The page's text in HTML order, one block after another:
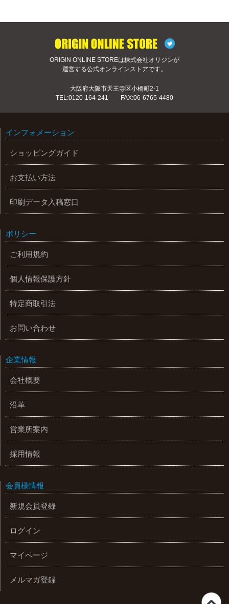
ORIGIN ONLINE STOREは株式会社オリジンが
運営する公式オンラインストアです。
大阪府大阪市天王寺区小橋町2-1
TEL:0120-164-241 FAX:06-6765-4480
インフォメーション
ショッピングガイド
お支払い方法
印刷データ入稿窓口
ポリシー
ご利用規約
個人情報保護方針
特定商取引法
お問い合わせ
企業情報
会社概要
沿革
営業所案内
採用情報
会員様情報
新規会員登録
ログイン
マイページ
メルマガ登録